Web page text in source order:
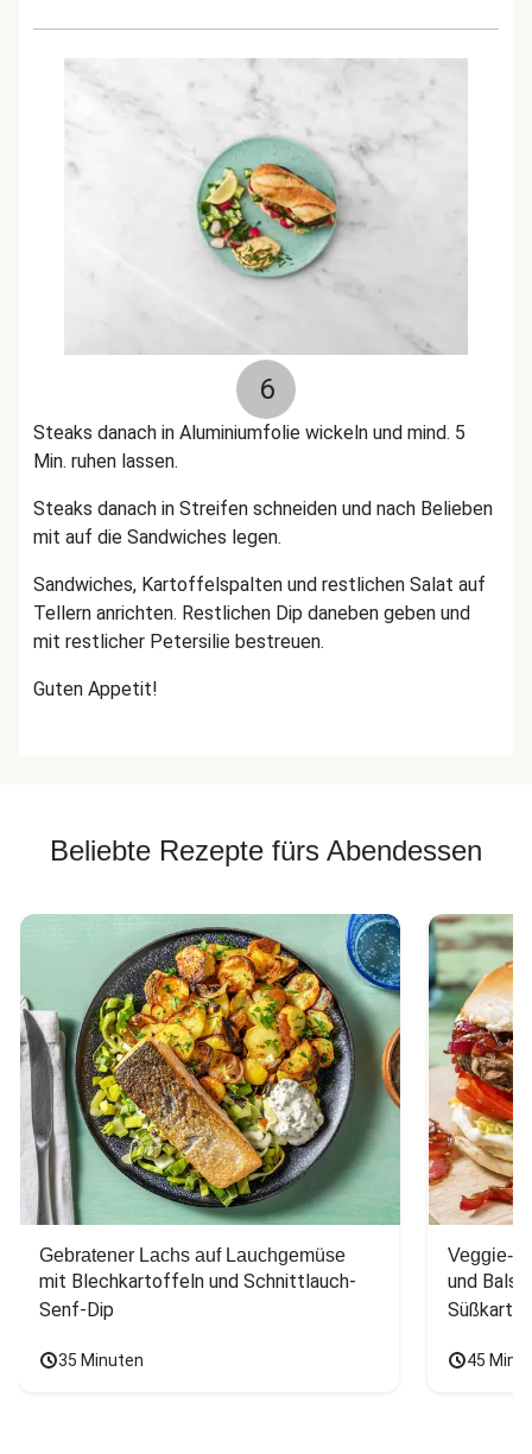
6
Steaks danach in Aluminiumfolie wickeln und mind. 5
Min. ruhen lassen.
Steaks danach in Streifen schneiden und nach Belieben
mit auf die Sandwiches legen.
Sandwiches, Kartoffelspalten und restlichen Salat auf
Tellern anrichten. Restlichen Dip daneben geben und
mit restlicher Petersilie bestreuen.
Guten Appetit!
Beliebte Rezepte fürs Abendessen
Gebratener Lachs auf Lauchgemüse
mit Blechkartoffeln und Schnittlauch-
Senf-Dip
35 Minuten
Veggie-
und
45